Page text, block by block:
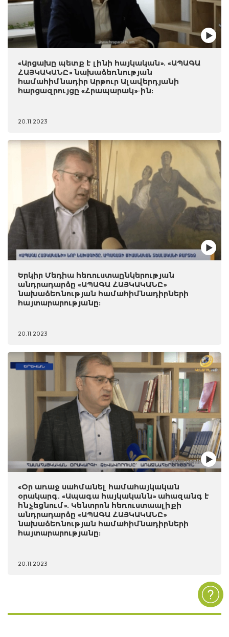
«Արցախը պետք է լինի հայկական». «ԱՊԱԳԱ
ՀԱՅԿԱԿԱՆԸ» նախաձեռնության
համահիմնադիր Արթուր Ալավերդյանի
հարցազրույցը «Հրապարակ»-ին:
20.11.2023
Երկիր Մեդիա հեռուստաընկերության
անդրադարձը «ԱՊԱԳԱ ՀԱՅԿԱԿԱՆԸ»
նախաձեռնության համահիմնադիրների
հայտարարությանը:
20.11.2023
«Օր առաջ սահմանել համահայկական
օրակարգ. «Ապագա հայկականն» ահազանգ է
հնչեցնում». Կենտրոն հեռուստաալիքի
անդրադարձը «ԱՊԱԳԱ ՀԱՅԿԱԿԱՆԸ»
նախաձեռնության համահիմնադիրների
հայտարարությանը:
20.11.2023